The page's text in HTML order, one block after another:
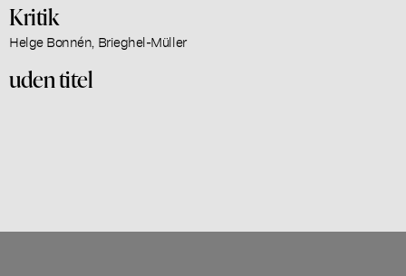
Kritik
Helge Bonnén, Brieghel-Müller
uden titel